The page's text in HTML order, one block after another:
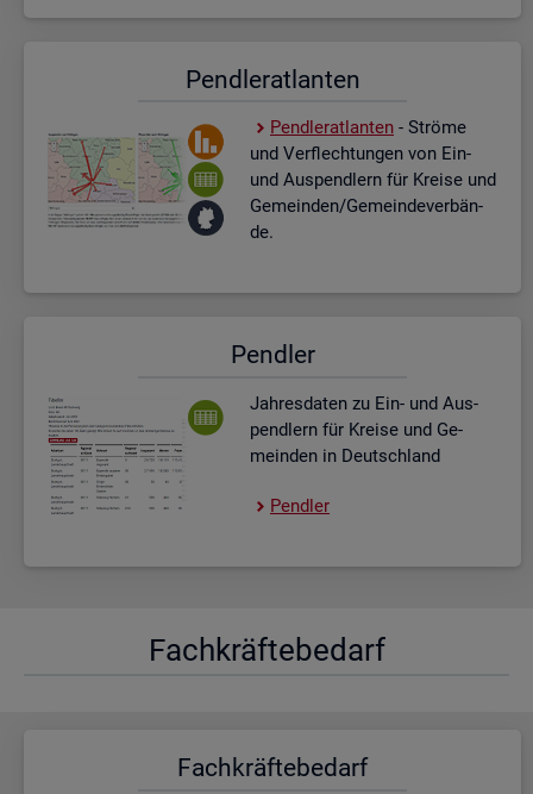
Pend­ler­at­lan­ten
Pend­ler­at­lan­ten - Strö­me
und Ver­flech­tun­gen von Ein-
und Aus­pend­lern für Krei­se und
Ge­mein­den/Ge­mein­de­ver­bän­
de.
Pend­ler
Jah­res­da­ten zu Ein- und Aus­
pend­lern für Krei­se und Ge­
mein­den in Deutsch­land
Pend­ler
Fach­kräf­te­be­darf
Fach­kräf­te­be­darf